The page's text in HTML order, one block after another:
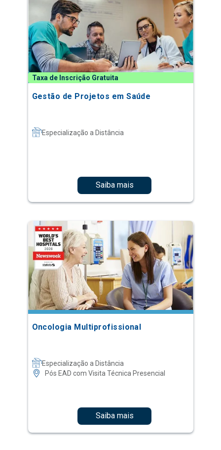
Taxa de Inscrição Gratuita
Gestão de Projetos em Saúde
Especialização a Distância
Saiba mais
Oncologia Multiprofissional
Especialização a Distância
Pós EAD com Visita Técnica Presencial
Saiba mais